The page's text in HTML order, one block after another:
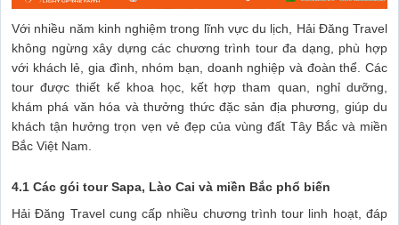
Với nhiều năm kinh nghiệm trong lĩnh vực du lịch, Hải Đăng Travel
không ngừng xây dựng các chương trình tour đa dạng, phù hợp
với khách lẻ, gia đình, nhóm bạn, doanh nghiệp và đoàn thể. Các
tour được thiết kế khoa học, kết hợp tham quan, nghỉ dưỡng,
khám phá văn hóa và thưởng thức đặc sản địa phương, giúp du
khách tận hưởng trọn vẹn vẻ đẹp của vùng đất Tây Bắc và miền
Bắc Việt Nam.
4.1 Các gói tour Sapa, Lào Cai và miền Bắc phổ biến
Hải Đăng Travel cung cấp nhiều chương trình tour linh hoạt, đáp